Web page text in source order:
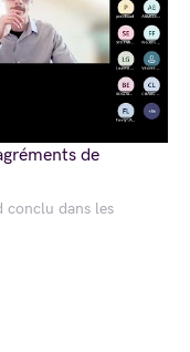
conclu dans les
de